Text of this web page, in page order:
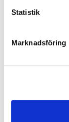
Statistik
Marknadsföring